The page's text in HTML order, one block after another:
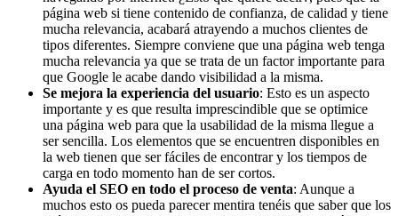
página web si tiene contenido de confianza, de calidad y tiene
mucha relevancia, acabará atrayendo a muchos clientes de
tipos diferentes. Siempre conviene que una página web tenga
mucha relevancia ya que se trata de un factor importante para
que Google le acabe dando visibilidad a la misma.
Se mejora la experiencia del usuario: Esto es un aspecto
importante y es que resulta imprescindible que se optimice
una página web para que la usabilidad de la misma llegue a
ser sencilla. Los elementos que se encuentren disponibles en
la web tienen que ser fáciles de encontrar y los tiempos de
carga en todo momento han de ser cortos.
Ayuda el SEO en todo el proceso de venta: Aunque a
muchos esto os pueda parecer mentira tenéis que saber que los